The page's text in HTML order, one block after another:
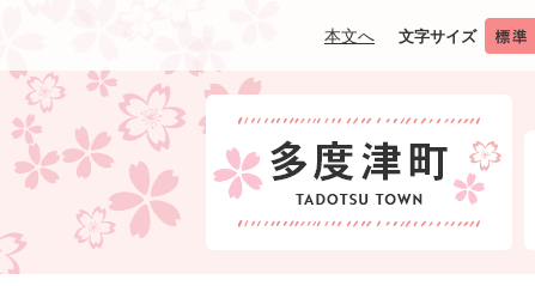
本文へ 文字サイズ